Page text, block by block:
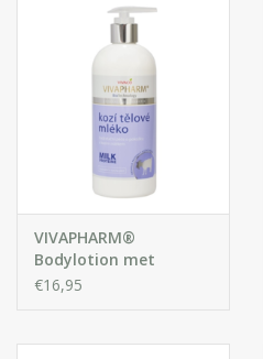
Gift sets
Blog
VIVAPHARM®
Bodylotion met
Geitenmelk
€16,95